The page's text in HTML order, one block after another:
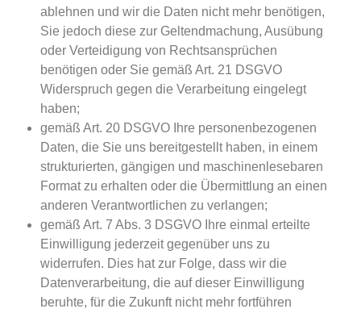
ablehnen und wir die Daten nicht mehr benötigen,
Sie jedoch diese zur Geltendmachung, Ausübung
oder Verteidigung von Rechtsansprüchen
benötigen oder Sie gemäß Art. 21 DSGVO
Widerspruch gegen die Verarbeitung eingelegt
haben;
gemäß Art. 20 DSGVO Ihre personenbezogenen
Daten, die Sie uns bereitgestellt haben, in einem
strukturierten, gängigen und maschinenlesebaren
Format zu erhalten oder die Übermittlung an einen
anderen Verantwortlichen zu verlangen;
gemäß Art. 7 Abs. 3 DSGVO Ihre einmal erteilte
Einwilligung jederzeit gegenüber uns zu
widerrufen. Dies hat zur Folge, dass wir die
Datenverarbeitung, die auf dieser Einwilligung
beruhte, für die Zukunft nicht mehr fortführen